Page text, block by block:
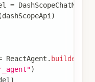
= DashScopeChatModel
(dashScopeApi )
ReactAgent . builder
)
)